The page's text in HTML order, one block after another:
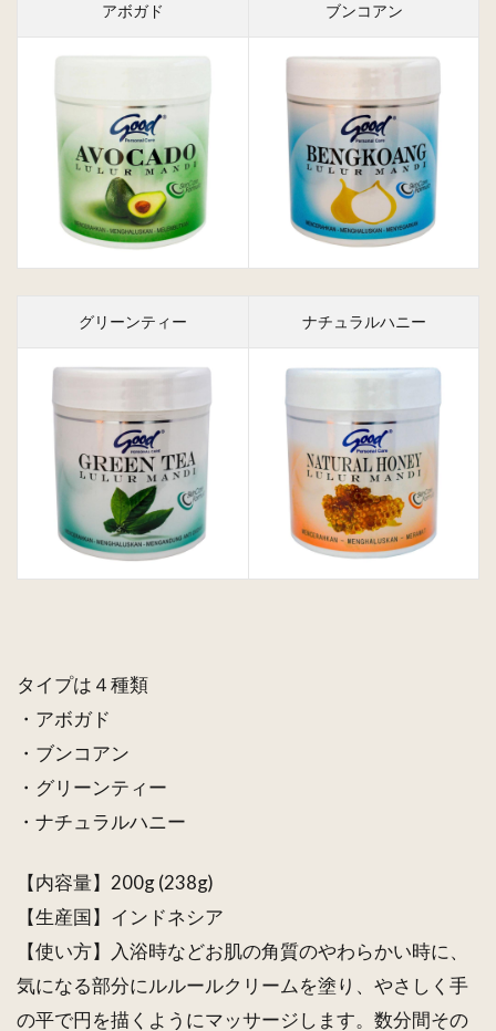
クラ
ィル
ルー
ル バ
リ島
スパ
エス
470g
コス
good
クリ
バス
ヘア
意
2.1
グッ
ド ク
リー
ムバ
ルー
ル ヘ
アマ
スク
バリ
エス
テ選
アボガド ブンコアン
グリーンティー ナチュラルハニー
タイプは４種類
・アボガド
・ブンコアン
・グリーンティー
・ナチュラルハニー
【内容量】200g (238g)
【生産国】インドネシア
【使い方】入浴時などお肌の角質のやわらかい時に、
気になる部分にルルールクリームを塗り、やさしく手
の平で円を描くようにマッサージします。数分間その